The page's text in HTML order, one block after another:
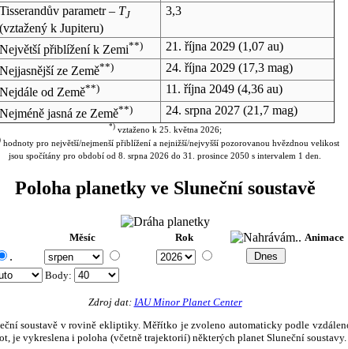
Tisserandův parametr – TJ
(vztažený k Jupiteru)
3,3
Největší přiblížení k Zemi**) 21. října 2029(1,07 au)
Nejjasnější ze Země**) 24. října 2029(17,3 mag)
Nejdále od Země**) 11. října 2049(4,36 au)
Nejméně jasná ze Země**) 24. srpna 2027(21,7 mag)
*)vztaženo k 25. května 2026;
hodnoty pro největší/nejmenší přiblížení a nejnižší/nejvyšší pozorovanou hvězdnou velikost
jsou spočítány pro období od 8. srpna 2026 do 31. prosince 2050 s intervalem 1 den.
Poloha planetky ve Sluneční soustavě
Měsíc Rok Animace
.
Body:
Zdroj dat: IAU Minor Planet Center
soustavě v rovině ekliptiky. Měřítko je zvoleno automaticky podle
vykreslena i poloha (včetně trajektorií) některých planet Sluneční